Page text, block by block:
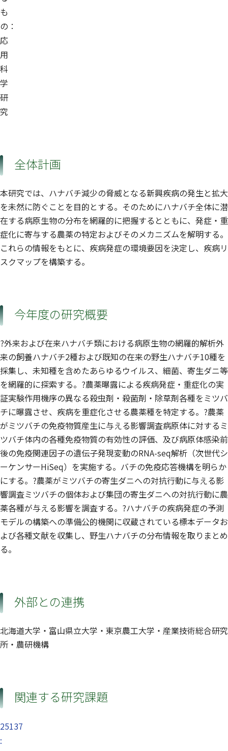
も
の：
応
用
科
学
研
究
全体計画
本研究では、ハナバチ減少の脅威となる新興疾病の発生と拡大
を未然に防ぐことを目的とする。そのためにハナバチ全体に潜
在する病原生物の分布を網羅的に把握するとともに、発症・重
症化に寄与する農薬の特定およびそのメカニズムを解明する。
これらの情報をもとに、疾病発症の環境要因を決定し、疾病リ
スクマップを構築する。
今年度の研究概要
?外来および在来ハナバチ類における病原生物の網羅的解析外
来の飼養ハナバチ2種および既知の在来の野生ハナバチ10種を
採集し、未知種を含めたあらゆるウイルス、細菌、寄生ダニ等
を網羅的に探索する。?農薬曝露による疾病発症・重症化の実
証実験作用機序の異なる殺虫剤・殺菌剤・除草剤各種をミツバ
チに曝露させ、疾病を重症化させる農薬種を特定する。?農薬
がミツバチの免疫物質産生に与える影響調査病原体に対するミ
ツバチ体内の各種免疫物質の有効性の評価、及び病原体感染前
後の免疫関連因子の遺伝子発現変動のRNA-seq解析（次世代シ
ーケンサーHiSeq）を実施する。バチの免疫応答機構を明らか
にする。?農薬がミツバチの寄生ダニへの対抗行動に与える影
響調査ミツバチの個体および集団の寄生ダニへの対抗行動に農
薬各種が与える影響を調査する。?ハナバチの疾病発症の予測
モデルの構築への準備公的機関に収蔵されている標本データお
よび各種文献を収集し、野生ハナバチの分布情報を取りまとめ
る。
外部との連携
北海道大学・富山県立大学・東京農工大学・産業技術総合研究
所・農研機構
関連する研究課題
25137
: